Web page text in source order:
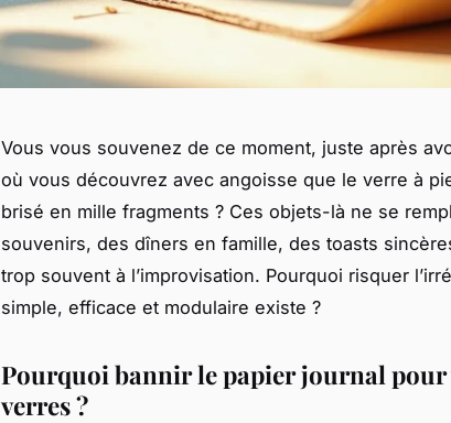
Vous vous souvenez de ce moment, juste après
où vous découvrez avec angoisse que le verre à
brisé en mille fragments ? Ces objets-là ne se
souvenirs, des dîners en famille, des toasts
trop souvent à l’improvisation. Pourquoi risquer
simple, efficace et modulaire existe ?
Pourquoi bannir le papier journal pour
verres ?